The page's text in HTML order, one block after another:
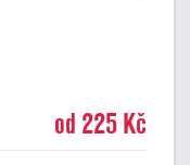
od 225 Kč